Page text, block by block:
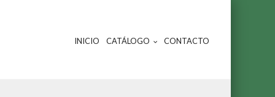
INICIO CATÁLOGO CONTACTO